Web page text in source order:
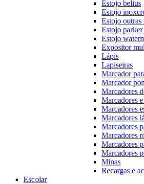
Estojo belius
Estojo
Estojo outras
Estojo parker
Estojo
Expositor
Lápis
Lapiseiras
Marcador
Marcador
Marcadores
Marcadores
Marcadores
Marcadores
Marcadores
Marcadores
Marcadores
Marcadores
Minas
Recargas e
Escolar